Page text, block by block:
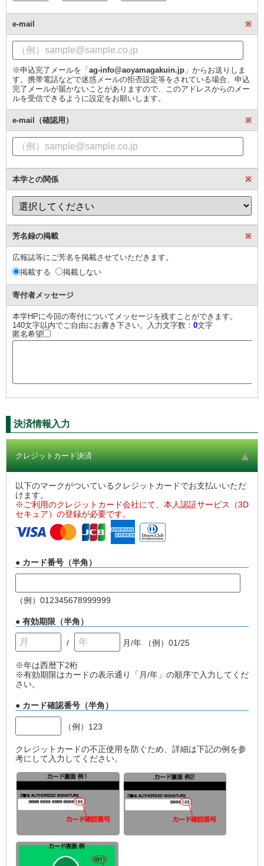
e-mail ※
※申込完了メールを「 ag-info@aoyamagakuin.jp 」からお送りしま
す。携帯電話などで迷惑メールの拒否設定等をされている場合、申込
完了メールが届かないことがありますので、このアドレスからのメー
ルを受信できるように設定をお願いします。
e-mail（確認用） ※
本学との関係 ※
芳名録の掲載 ※
広報誌等にご芳名を掲載させていただきます。
掲載する
掲載しない
寄付者メッセージ
本学HPに今回の寄付についてメッセージを残すことができます。
140文字以内でご自由にお書き下さい。入力文字数： 0文字
匿名希望
決済情報入力
クレジットカード決済
以下のマークがついているクレジットカードでお支払いいただ
けます。
※ご利用のクレジットカード会社にて、本人認証サービス（3D
セキュア）の登録が必要です。
● カード番号（半角）
（例）012345678999999
● 有効期限（半角）
/ 月/年 （例）01/25
※年は西暦下2桁
※有効期限はカードの表示通り「月/年」の順序で入力してくだ
さい。
● カード確認番号（半角）
（例）123
クレジットカードの不正使用を防ぐため、詳細は下記の例を参
考にして入力してください。